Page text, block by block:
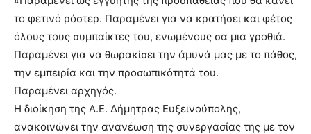
το φετινό ρόστερ. Παραμένει για να κρατήσει και φέτος
όλους τους συμπαίκτες του, ενωμένους σα μια γροθιά.
Παραμένει για να θωρακίσει την άμυνά μας με το πάθος,
την εμπειρία και την προσωπικότητά του.
Παραμένει αρχηγός.
Η διοίκηση της Α.Ε. Δήμητρας Ευξεινούπολης,
ανακοινώνει την ανανέωση της συνεργασίας της με τον